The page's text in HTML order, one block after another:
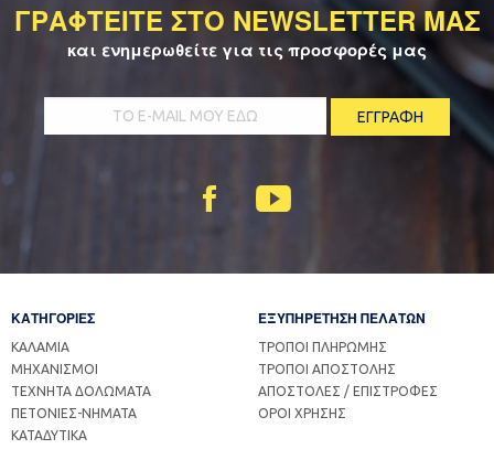
ΓΡΑΦΤΕΙΤΕ ΣΤΟ NEWSLETTER ΜΑΣ
και ενημερωθείτε για τις προσφορές μας
ΚΑΤΗΓΟΡΙΕΣ
ΚΑΛΑΜΙΑ
ΜΗΧΑΝΙΣΜΟΙ
ΤΕΧΝΗΤΑ ΔΟΛΩΜΑΤΑ
ΠΕΤΟΝΙΕΣ-ΝΗΜΑΤΑ
ΚΑΤΑΔΥΤΙΚΑ
ΕΞΥΠΗΡΕΤΗΣΗ ΠΕΛΑΤΩΝ
ΤΡΟΠΟΙ ΠΛΗΡΩΜΗΣ
ΤΡΟΠΟΙ ΑΠΟΣΤΟΛΗΣ
ΑΠΟΣΤΟΛΕΣ / ΕΠΙΣΤΡΟΦΕΣ
ΟΡΟΙ ΧΡΗΣΗΣ